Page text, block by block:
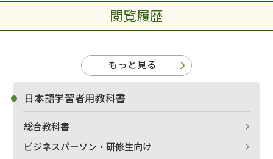
閲覧履歴
もっと見る
日本語学習者用教科書
総合教科書
ビジネスパーソン・研修生向け